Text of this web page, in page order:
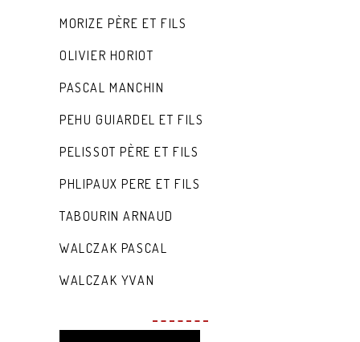
MORIZE PÈRE ET FILS
OLIVIER HORIOT
PASCAL MANCHIN
PEHU GUIARDEL ET FILS
PELISSOT PÈRE ET FILS
PHLIPAUX PERE ET FILS
TABOURIN ARNAUD
WALCZAK PASCAL
WALCZAK YVAN